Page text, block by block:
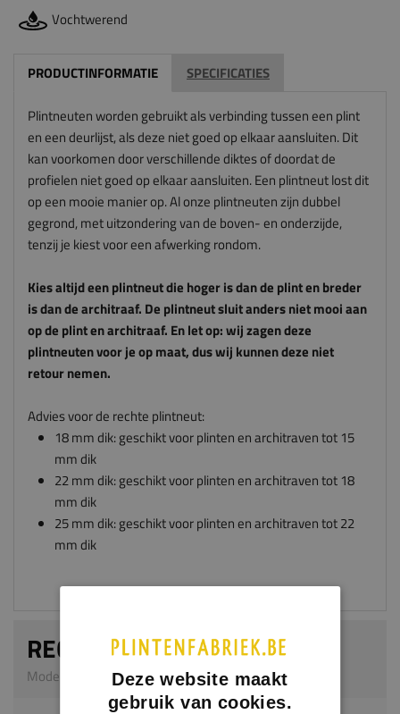
en een deurlijst, als deze niet goed op elkaar aansluiten. Dit
profielen niet goed op elkaar aansluiten. Een plintneut lost dit
op een mooie manier op. Al onze plintneuten zijn dubbel
gegrond, met uitzondering van de boven- en onderzijde,
tenzij je kiest voor een afwerking rondom.
Kies altijd een plintneut die hoger is dan de plint en breder
is dan de architraaf. De plintneut sluit anders niet mooi aan
plintneuten voor je op maat, dus wij kunnen deze niet
retour nemen.
Advies voor de rechte plintneut:
18 mm dik: geschikt voor plinten en architraven tot 15
22 mm dik: geschikt voor plinten en architraven tot 18
mm dik
25 mm dik: geschikt voor plinten en architraven tot 22
mm dik
RECHTE PLINTNEUT
Afmeting
Dikte x breedte x hoogte in millimeters
Deze website maakt
gebruik van cookies.